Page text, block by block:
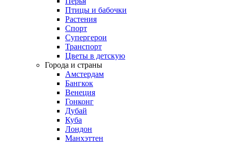
Птицы и бабочки
Растения
Спорт
Супергерои
Транспорт
Цветы в детскую
Города и страны
Амстердам
Бангкок
Венеция
Гонконг
Дубай
Куба
Лондон
Манхэттен